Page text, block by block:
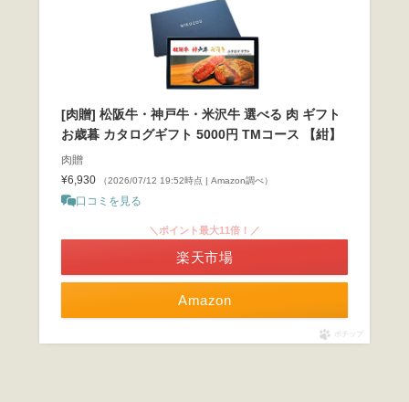
[肉贈] 松阪牛・神戸牛・米沢牛 選べる 肉 ギフト
お歳暮 カタログギフト 5000円 TMコース 【紺】
肉贈
¥6,930
（2026/07/12 19:52時点 | Amazon調べ）
口コミを見る
Amazon
＼ポイント最大11倍！／
楽天市場
ポチップ